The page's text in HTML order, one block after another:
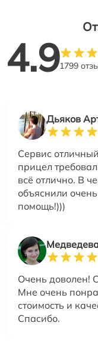
4.91799
Дьяков
Сервис
прицел
всё отлично. В
объяснили
помощь!)))
Очень доволен!
Мне очень
стоимость и
Спасибо.